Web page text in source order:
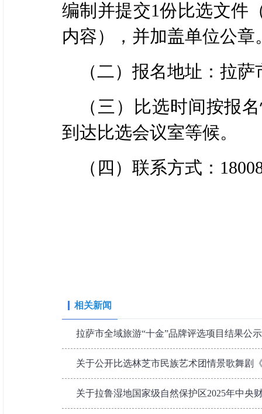
编制并提交1份比选文件
内容），并加盖单位公章
（二）报名地址：拉
（三）比选时间按报
到达比选会议室等候。
（四）联系方式：
相关新闻
拉萨市全域旅游“十金”品牌评选项目结果公示
关于公开比选林芝市民族艺术团情景歌舞剧
关于拉鲁湿地国家级自然保护区2025年中央